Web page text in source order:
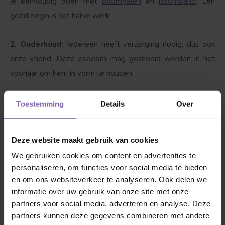
Toestemming Details Over
Deze website maakt gebruik van cookies
We gebruiken cookies om content en advertenties te
personaliseren, om functies voor social media te bieden
en om ons websiteverkeer te analyseren. Ook delen we
informatie over uw gebruik van onze site met onze
partners voor social media, adverteren en analyse. Deze
partners kunnen deze gegevens combineren met andere
goed begin is het halve werk!
2. Onderhoud: Iedereen heeft verzorging nodig, dus ook
onze vriend. Deze esdoorn mag gesnoeid worden in het
voorjaar om hem in vorm te houden.
3. Dorst?Ja, zeker als hij net is geplant is het van belang
dat de Japanse esdoorn | Acer pal. Jerre Schwartz water
als het boven de 25 graden wordt drinkt hij graag tussen
de 3-4 emmers water per week.
Goed om te weten
Bekijk hieronder de accessoires waar deze esdoorn blij van